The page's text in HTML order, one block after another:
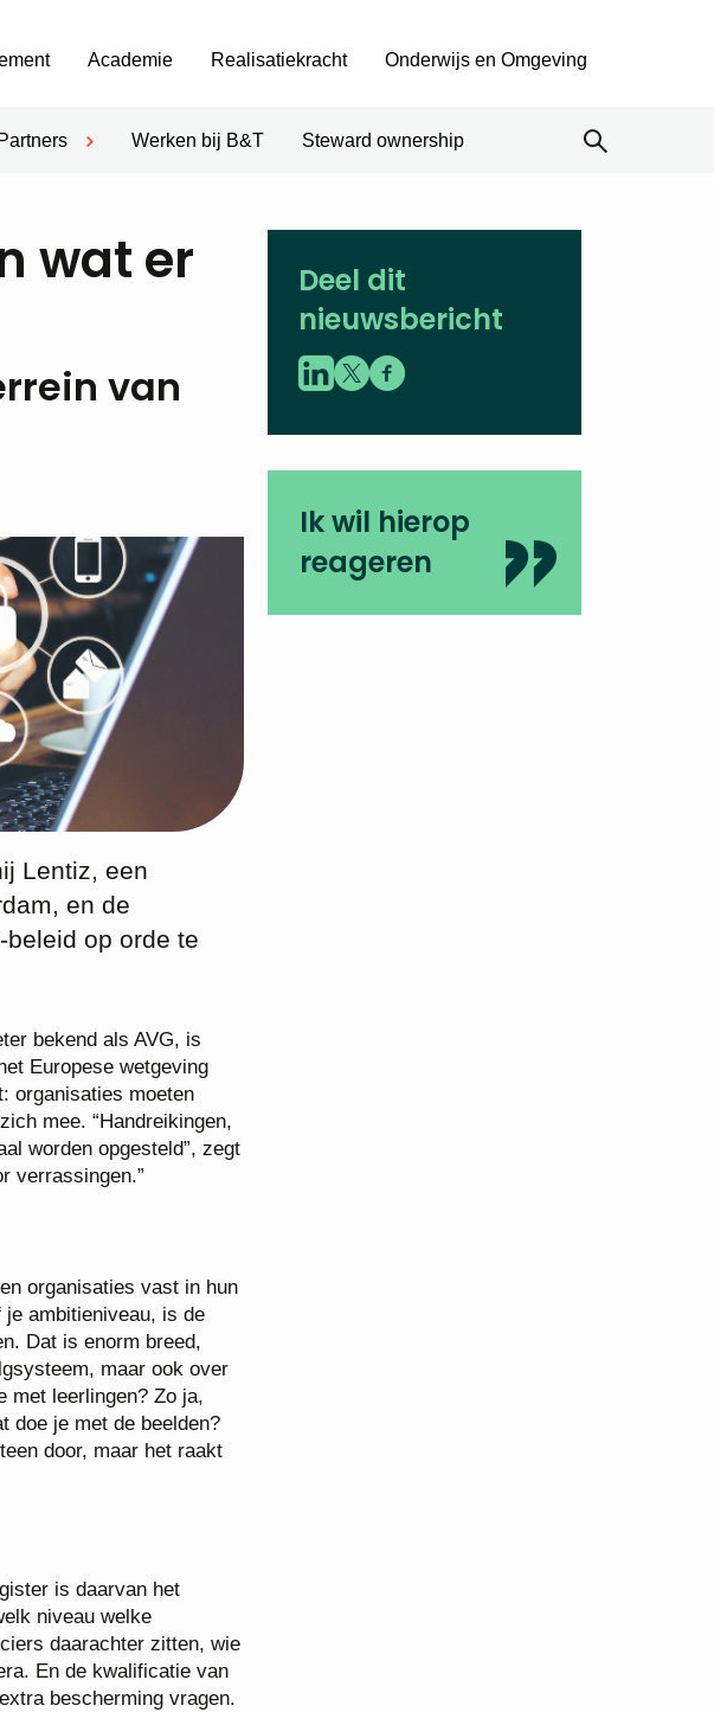
Partners Werken bij B&T Steward ownership
Academie Realisatiekracht Onderwijs en Omgeving
wat er
van
Lentiz, een
en de
beleid op orde te
bekend als AVG, is
Europese wetgeving
organisaties moeten
mee. “Handreikingen,
worden opgesteld”, zegt
verrassingen.”
organisaties vast in hun
ambitieniveau, is de
Dat is enorm breed,
maar ook over
met leerlingen? Zo ja,
doe je met de beelden?
door, maar het raakt
is daarvan het
niveau welke
daarachter zitten, wie
En de kwalificatie van
bescherming vragen.
Deel dit
nieuwsbericht
Ik wil hierop
reageren